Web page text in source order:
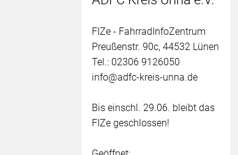
FIZe - FahrradInfoZentrum
Preußenstr. 90c, 44532 Lünen
Tel.: 02306 9126050
info@adfc-kreis-unna.de
Bis einschl. 29.06. bleibt das
FIZe geschlossen!